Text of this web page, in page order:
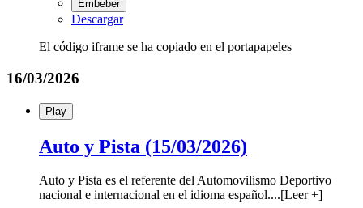
Embeber
Descargar
El código iframe se ha copiado en el portapapeles
16/03/2026
Play
Auto y Pista (15/03/2026)
Auto y Pista es el referente del Automovilismo Deportivo
nacional e internacional en el idioma español....[Leer +]